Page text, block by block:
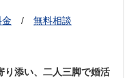
/ 無料相談
り添い、二人三脚で婚活